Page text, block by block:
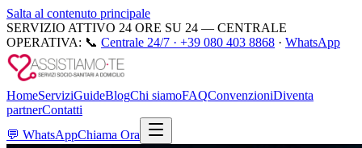
Salta al contenuto principale
SERVIZIO ATTIVO 24 ORE SU 24 — CENTRALE
OPERATIVA: 📞 Centrale 24/7 · +39 080 403 8868 · WhatsApp
HomeServiziGuideBlogChi siamoFAQConvenzioniDiventa
partnerContatti
💬 WhatsAppChiama Ora